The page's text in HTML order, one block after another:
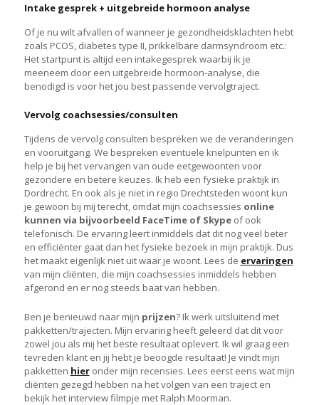
Intake gesprek + uitgebreide hormoon analyse
Of je nu wilt afvallen of wanneer je gezondheidsklachten hebt
zoals PCOS, diabetes type II, prikkelbare darmsyndroom etc.:
Het startpunt is altijd een intakegesprek waarbij ik je
meeneem door een uitgebreide hormoon-analyse, die
benodigd is voor het jou best passende vervolgtraject.
Vervolg coachsessies/consulten
Tijdens de vervolg consulten bespreken we de veranderingen
en vooruitgang. We bespreken eventuele knelpunten en ik
help je bij het vervangen van oude eetgewoonten voor
gezondere en betere keuzes. Ik heb een fysieke praktijk in
Dordrecht. En ook als je niet in regio Drechtsteden woont kun
je gewoon bij mij terecht, omdat mijn coachsessies online
kunnen via bijvoorbeeld FaceTime of Skypeof ook
telefonisch. De ervaring leert inmiddels dat dit nog veel beter
en efficiënter gaat dan het fysieke bezoek in mijn praktijk. Dus
het maakt eigenlijk niet uit waar je woont. Lees de ervaringen
van mijn cliënten, die mijn coachsessies inmiddels hebben
afgerond en er nog steeds baat van hebben.
Ben je benieuwd naar mijn prijzen? Ik werk uitsluitend met
pakketten/trajecten. Mijn ervaring heeft geleerd dat dit voor
zowel jou als mij het beste resultaat oplevert. Ik wil graag een
tevreden klant en jij hebt je beoogde resultaat! Je vindt mijn
pakketten hieronder mijn recensies. Lees eerst eens wat mijn
cliënten gezegd hebben na het volgen van een traject en
bekijk het interview filmpje met Ralph Moorman.